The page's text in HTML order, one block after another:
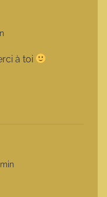
à toi